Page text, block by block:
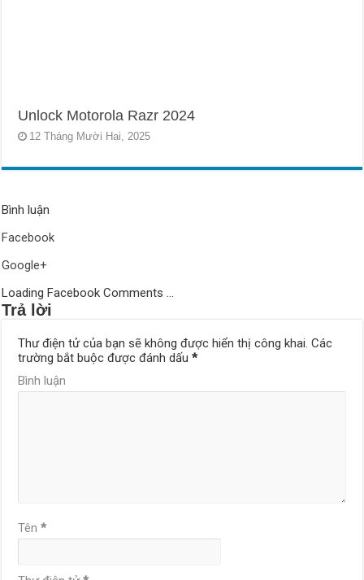
Unlock Motorola Razr 2024
12 Tháng Mười Hai, 2025
Bình luận
Facebook
Google+
Loading Facebook Comments ...
Trả lời
Thư điện tử của bạn sẽ không được hiển thị công khai. Các
trường bắt buộc được đánh dấu*
Bình luận
Tên*